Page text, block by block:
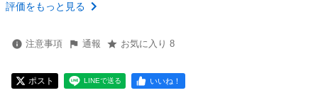
評価をもっと見る
注意事項 通報 お気に入り 8
ポスト LINEで送る いいね！